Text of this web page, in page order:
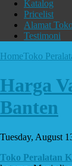
Katalog
Pricelist
Alamat
Testimoni
HomeToko
Harga
Banten
Tuesday, August
Toko Peralatan